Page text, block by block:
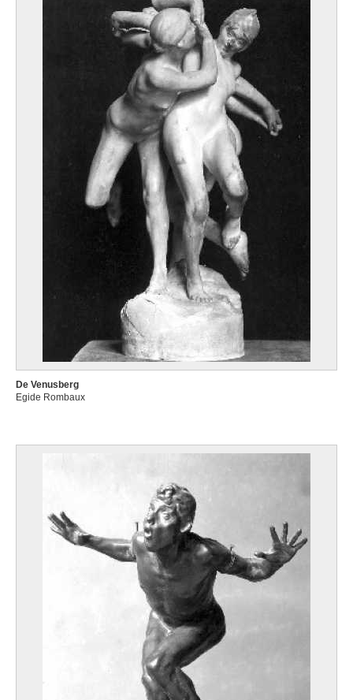
De Venusberg
Egide Rombaux